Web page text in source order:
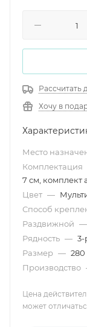
Рассчитать
Хочу в
Место
Комплектация
7 см, комплект
Цвет —
Способ
Раздвижной —
Рядность —
Размер — 280
Производство
Цена
может